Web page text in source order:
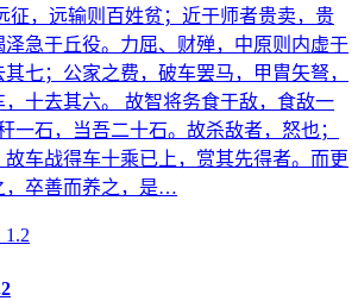
征，远输则百姓贫；近于师者贵卖，贵
急于丘役。力屈、财殚，中原则内虚于
七；公家之费，破车罢马，甲胄矢弩，
十去其六。 故智将务食于敌，食敌一
一石，当吾二十石。故杀敌者，怒也；
车战得车十乘已上，赏其先得者。而更
，卒善而养之，是…